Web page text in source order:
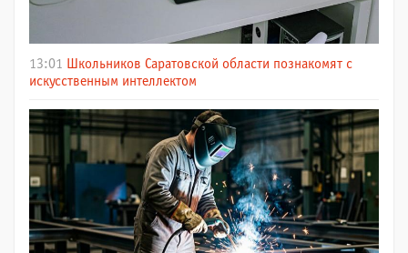
13:01 Школьников Саратовской области познакомят с
искусственным интеллектом